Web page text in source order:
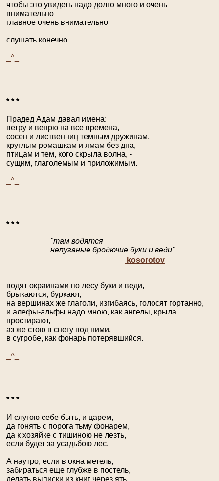
чтобы это увидеть надо долго много и очень
внимательно
главное очень внимательно
слушать конечно
_^_
* * *
Прадед Адам давал имена:
ветру и вепрю на все времена,
сосен и лиственниц темным дружинам,
круглым ромашкам и ямам без дна,
птицам и тем, кого скрыла волна, -
сущим, глаголемым и приложимым.
_^_
* * *
"там водятся
непуганые бродючие буки и веди"
kosorotov
водят окраинами по лесу буки и веди,
брыкаются, буркают,
на вершинах же глаголи, изгибаясь, голосят гортанно,
и алефы-альфы надо мною, как ангелы, крыла
простирают,
аз же стою в снегу под ними,
в сугробе, как фонарь потерявшийся.
_^_
* * *
И слугою себе быть, и царем,
да гонять с порога тьму фонарем,
да к хозяйке с тишиною не лезть,
если будет за усадьбою лес.
А наутро, если в окна метель,
забираться еще глубже в постель,
делать выписки из книг через ять